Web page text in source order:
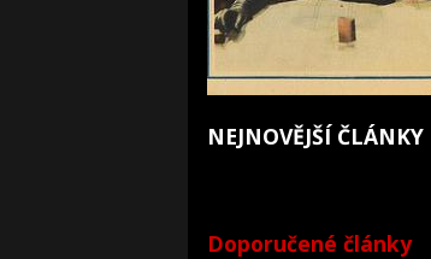
NEJNOVĚJŠÍ ČLÁNKY
Doporučené články